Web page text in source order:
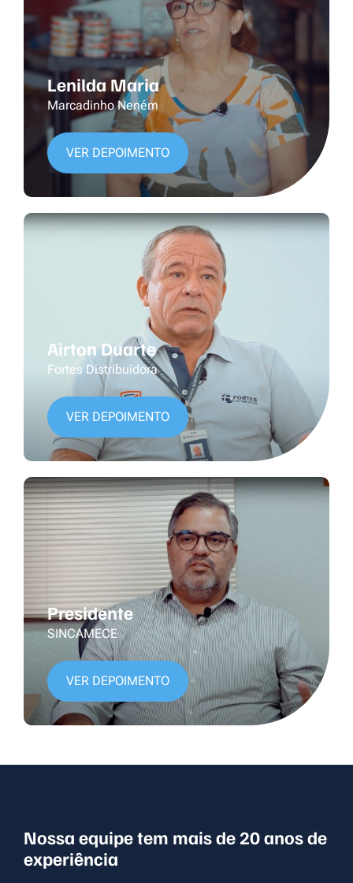
Lenilda Maria
Marcadinho Neném
VER DEPOIMENTO
Airton Duarte
Fortes Distribuidora
VER DEPOIMENTO
Presidente
SINCAMECE
VER DEPOIMENTO
Nossa equipe tem mais de 20 anos de
experiência